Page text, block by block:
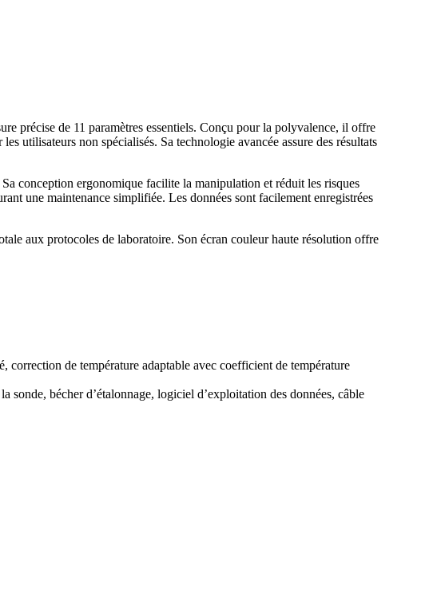
précise de 11 paramètres essentiels. Conçu pour la polyvalence, il offre
utilisateurs non spécialisés. Sa technologie avancée assure des résultats
conception ergonomique facilite la manipulation et réduit les risques
une maintenance simplifiée. Les données sont facilement enregistrées
aux protocoles de laboratoire. Son écran couleur haute résolution offre
correction de température adaptable avec coefficient de température
sonde, bécher d’étalonnage, logiciel d’exploitation des données, câble